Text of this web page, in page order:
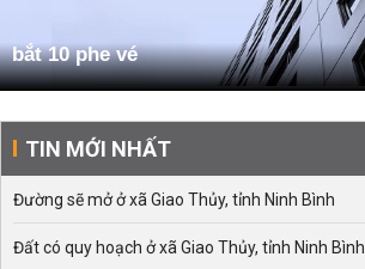
bắt 10 phe vé
TIN MỚI NHẤT
Đường sẽ mở ở xã Giao Thủy, tỉnh Ninh Bình
Đất có quy hoạch ở xã Giao Thủy, tỉnh Ninh Bình